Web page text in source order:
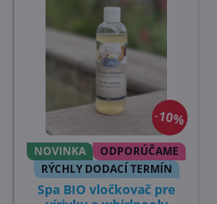
10%
NOVINKA
ODPORÚČAME
RÝCHLY DODACÍ TERMÍN
Spa BIO vločkovač pre